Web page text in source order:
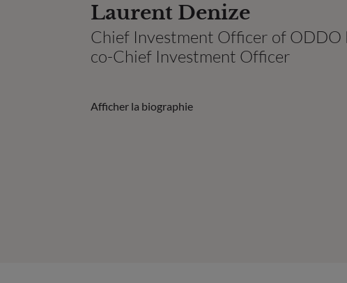
Laurent Denize
Chief Investment Officer of ODDO
co-Chief Investment Officer
Afficher la biographie